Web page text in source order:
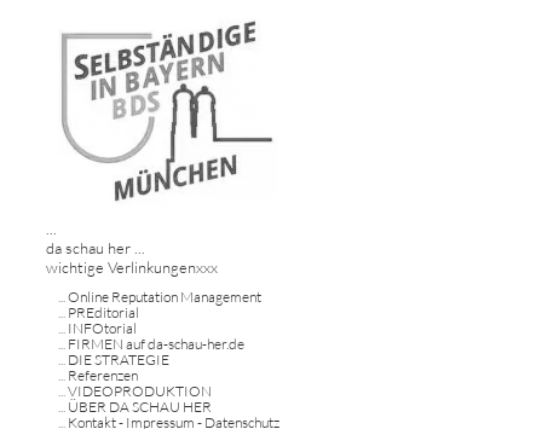
da schau her ...
wichtige Verlinkungenxxx
Online Reputation Management
PREditorial
INFOtorial
FIRMEN auf da-schau-her.de
DIE STRATEGIE
Referenzen
VIDEOPRODUKTION
ÜBER DA SCHAU HER
Kontakt - Impressum - Datenschutz